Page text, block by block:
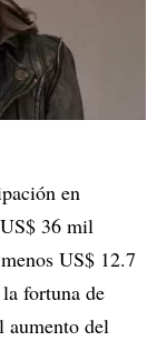
en
36 mil
US$ 12.7
fortuna de
aumento del